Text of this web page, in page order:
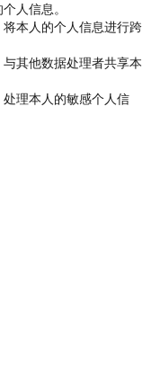
人信息。
本人的个人信息进行跨
其他数据处理者共享本
理本人的敏感个人信